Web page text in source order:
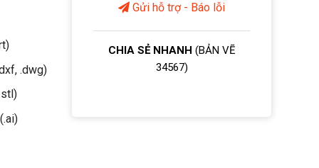
.dwg)
Gửi hỗ trợ - Báo lỗi
CHIA SẺ NHANH (BẢN VẼ
34567)